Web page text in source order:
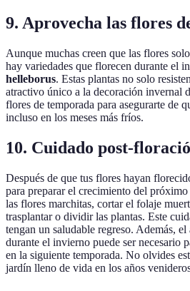
9. Aprovecha las flores
Aunque muchas creen que las flores
hay variedades que florecen durante el
helleborus. Estas plantas no solo
atractivo único a la decoración invernal
flores de temporada para asegurarte de
incluso en los meses más fríos.
10. Cuidado post-
Después de que tus flores hayan
para preparar el crecimiento del
las flores marchitas, cortar el folaje
trasplantar o dividir las plantas. Este
tengan un saludable regreso. Además,
durante el invierno puede ser necesario
en la siguiente temporada. No olvides
jardín lleno de vida en los años